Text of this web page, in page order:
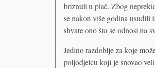
briznuli u plač. Zbog
se nakon više godina usudili
shvate ono što se odnosi na
Jedino razdoblje za koje
poljodjelcu koji je snovao